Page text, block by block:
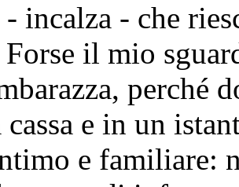
incalza - che
il mio
perché
cassa e in un
e familiare: